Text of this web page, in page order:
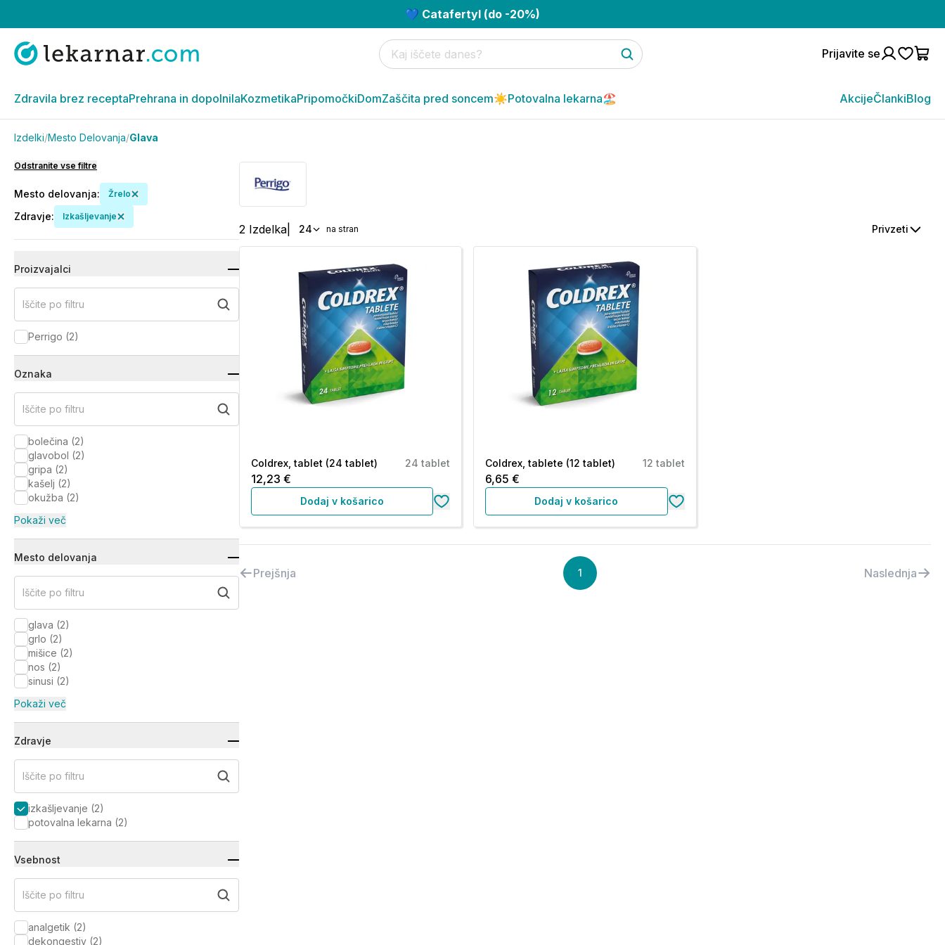
💙 Catafertyl (do -20%)
Prijavite se
Zdravila brez receptaPrehrana in dopolnilaKozmetikaPripomočkiDomZaščita pred soncem☀️Potovalna lekarna🏖️ AkcijeČlankiBlog
Izdelki/Mesto Delovanja/Glava
Odstranite vse filtre
Mesto delovanja: Žrelo
Zdravje: Izkašljevanje
Proizvajalci
Iščite po filtru
Perrigo (2)
Oznaka
Iščite po filtru
bolečina (2)
glavobol (2)
gripa (2)
kašelj (2)
okužba (2)
Pokaži več
Mesto delovanja
Iščite po filtru
glava (2)
grlo (2)
mišice (2)
nos (2)
sinusi (2)
Pokaži več
Zdravje
Iščite po filtru
izkašljevanje (2)
potovalna lekarna (2)
Vsebnost
Iščite po filtru
analgetik (2)
dekongestiv (2)
2 Izdelka 24 na stran Privzeti
Coldrex, tablet (24 tablet) 24 tablet
12,23 €
Dodaj v košarico
Coldrex, tablete (12 tablet) 12 tablet
6,65 €
Dodaj v košarico
Prejšnja 1 Naslednja